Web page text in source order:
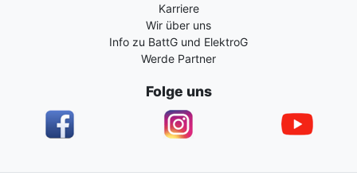
Karriere
Wir über uns
Info zu BattG und ElektroG
Werde Partner
Folge uns